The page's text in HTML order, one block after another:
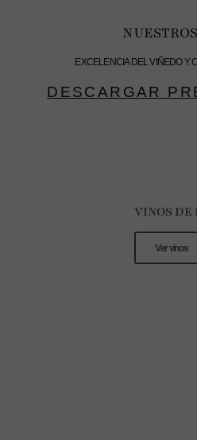
EXCELENCIA DEL VIÑEDO Y
DESCARGAR
VINOS DE
Ver vinos